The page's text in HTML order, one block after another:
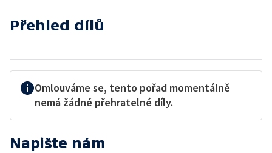
Přehled dílů
Omlouváme se, tento pořad momentálně
nemá žádné přehratelné díly.
Napište nám